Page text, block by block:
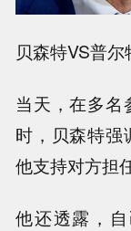
贝森特VS普尔
当天，在多名
时，贝森特强
他支持对方担
他还透露，